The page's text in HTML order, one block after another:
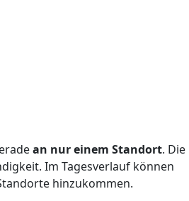
an nur einem Standort. Die
Im Tagesverlauf können
hinzukommen.